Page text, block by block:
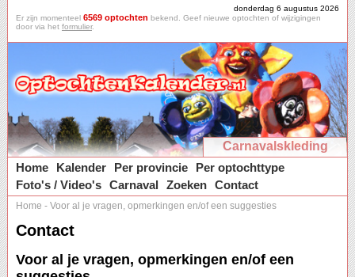
donderdag 6 augustus 2026
Er zijn momenteel 6569 optochten bekend. Geef nieuwe optochten of wijzigingen
door via het formulier.
Carnavalskleding
Home
Kalender Per provincie
Per optochttype
Foto's / Video's Carnaval Zoeken Contact
Home - Voor al je vragen, opmerkingen en/of een suggesties
Contact
Voor al je vragen, opmerkingen en/of een